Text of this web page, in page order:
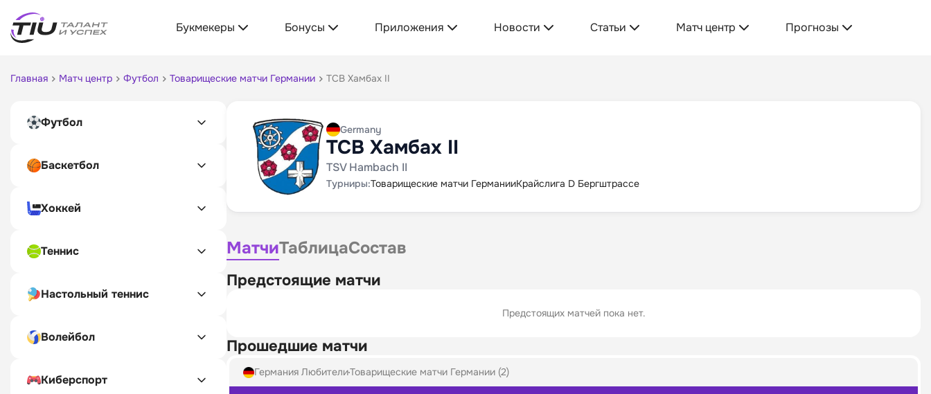
Букмекеры Бонусы Приложения Новости Статьи Матч центр Прогнозы
Главная Матч центр Футбол Товарищеские матчи Германии ТСВ Хамбах II
Футбол
Баскетбол
Хоккей
Теннис
Настольный теннис
Волейбол
Киберспорт
Germany
ТСВ Хамбах II
TSV Hambach II
Турниры:Товарищеские матчи ГерманииКрайслига D Бергштрассе
МатчиТаблицаСостав
Предстоящие матчи
Предстоящих матчей пока нет.
Прошедшие матчи
Германия ЛюбителиТоварищеские матчи Германии (2)